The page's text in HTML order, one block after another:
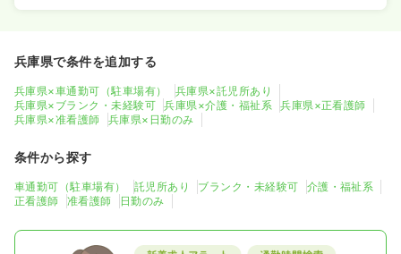
兵庫県で条件を追加する
兵庫県×車通勤可（駐車場有）
兵庫県×託児所あり
兵庫県×ブランク・未経験可
兵庫県×介護・福祉系
兵庫県×正看護師
兵庫県×准看護師
兵庫県×日勤のみ
条件から探す
車通勤可（駐車場有） 託児所あり ブランク・未経験可
介護・福祉系
正看護師
准看護師 日勤のみ